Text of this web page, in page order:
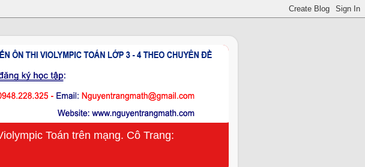
Toán trên mạng. Cô Trang: